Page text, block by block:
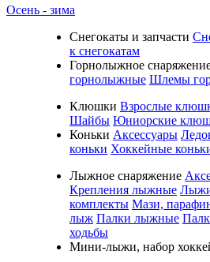
Осень - зима
Cнегокаты и запчасти
к снегокатам
Горнолыжное
горнолыжные Шлемы
Клюшки Взрослые
Шайбы Юниорские
Коньки Аксессуары
коньки Хоккейные
Лыжное снаряжение
Крепления лыжные
комплекты Мази,
лыж Палки лыжные
ходьбы
Мини-лыжи, набор